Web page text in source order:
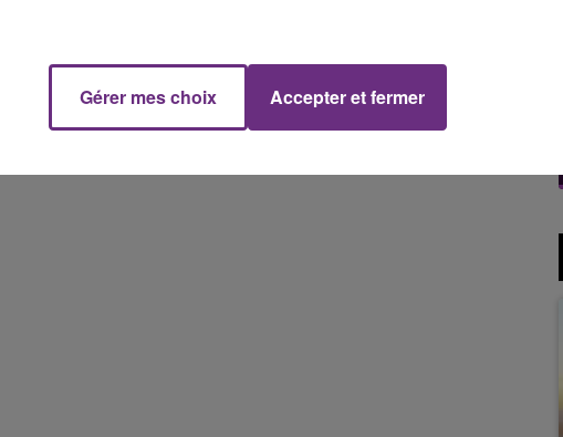
14h00 - 15h00
Gérer mes choix Accepter et fermer